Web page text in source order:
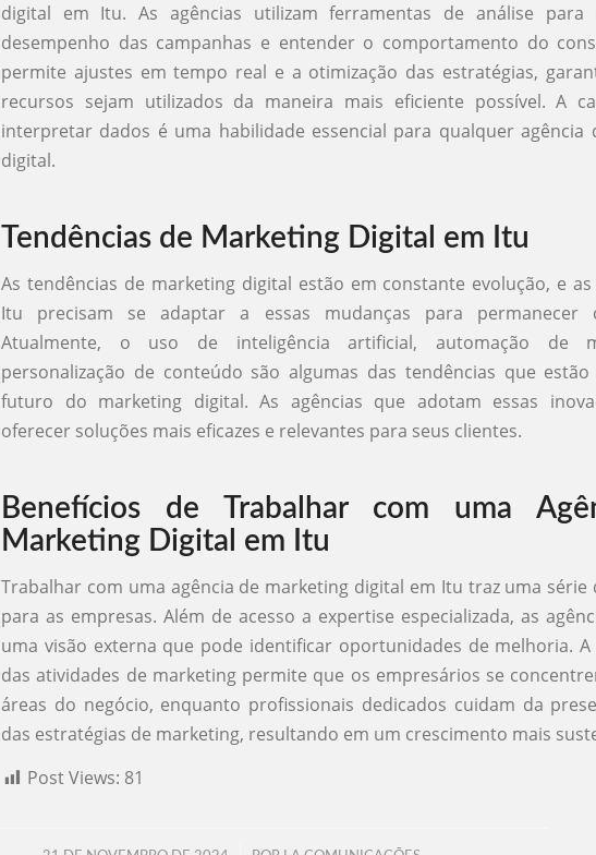
digital em Itu. As agências utilizam ferramentas de análise
desempenho das campanhas e entender o comportamento do
permite ajustes em tempo real e a otimização das estratégias,
recursos sejam utilizados da maneira mais eficiente possível. A
interpretar dados é uma habilidade essencial para qualquer agência
digital.
Tendências de Marketing Digital em Itu
As tendências de marketing digital estão em constante evolução, e as
Itu precisam se adaptar a essas mudanças para permanecer
Atualmente, o uso de inteligência artificial, automação de
personalização de conteúdo são algumas das tendências que
futuro do marketing digital. As agências que adotam essas
oferecer soluções mais eficazes e relevantes para seus clientes.
Benefícios de Trabalhar com uma
Marketing Digital em Itu
Trabalhar com uma agência de marketing digital em Itu traz uma série
para as empresas. Além de acesso a expertise especializada, as
uma visão externa que pode identificar oportunidades de melhoria. A
das atividades de marketing permite que os empresários se
áreas do negócio, enquanto profissionais dedicados cuidam da
das estratégias de marketing, resultando em um crescimento mais
Post Views: 81